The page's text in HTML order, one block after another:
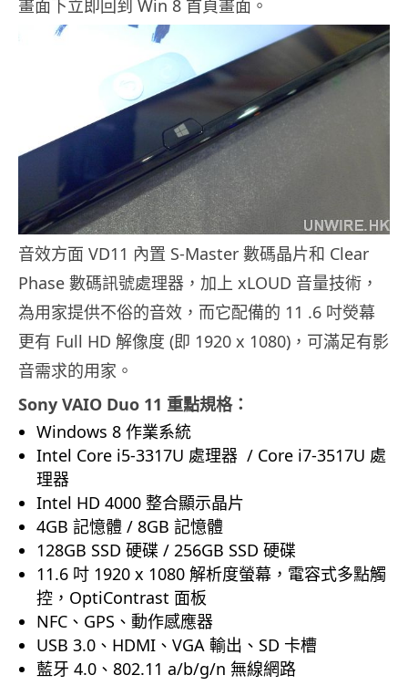
畫面下立即回到 Win 8 首頁畫面。
音效方面 VD11 內置 S-Master 數碼晶片和 Clear
Phase 數碼訊號處理器，加上 xLOUD 音量技術，
為用家提供不俗的音效，而它配備的 11 .6 吋熒幕
更有 Full HD 解像度 (即 1920 x 1080)，可滿足有影
音需求的用家。
Sony VAIO Duo 11 重點規格：
Windows 8 作業系統
Intel Core i5-3317U 處理器 / Core i7-3517U 處
理器
Intel HD 4000 整合顯示晶片
4GB 記憶體 / 8GB 記憶體
128GB SSD 硬碟 / 256GB SSD 硬碟
11.6 吋 1920 x 1080 解析度螢幕，電容式多點觸
控，OptiContrast 面板
NFC、GPS、動作感應器
USB 3.0、HDMI、VGA 輸出、SD 卡槽
藍牙 4.0、802.11 a/b/g/n 無線網路